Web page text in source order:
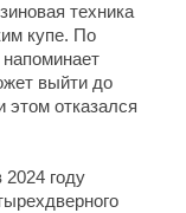
техника
купе. По
выйти до
этом отказался
году